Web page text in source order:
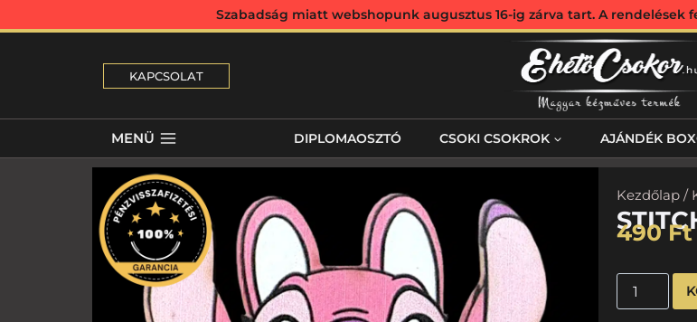
Szabadság miatt webshopunk augusztus 16-ig zárva tart. A rendelések
KAPCSOLAT
MENÜ DIPLOMAOSZTÓ CSOKI CSOKROK AJÁNDÉK
Kezdőlap/
490Ft